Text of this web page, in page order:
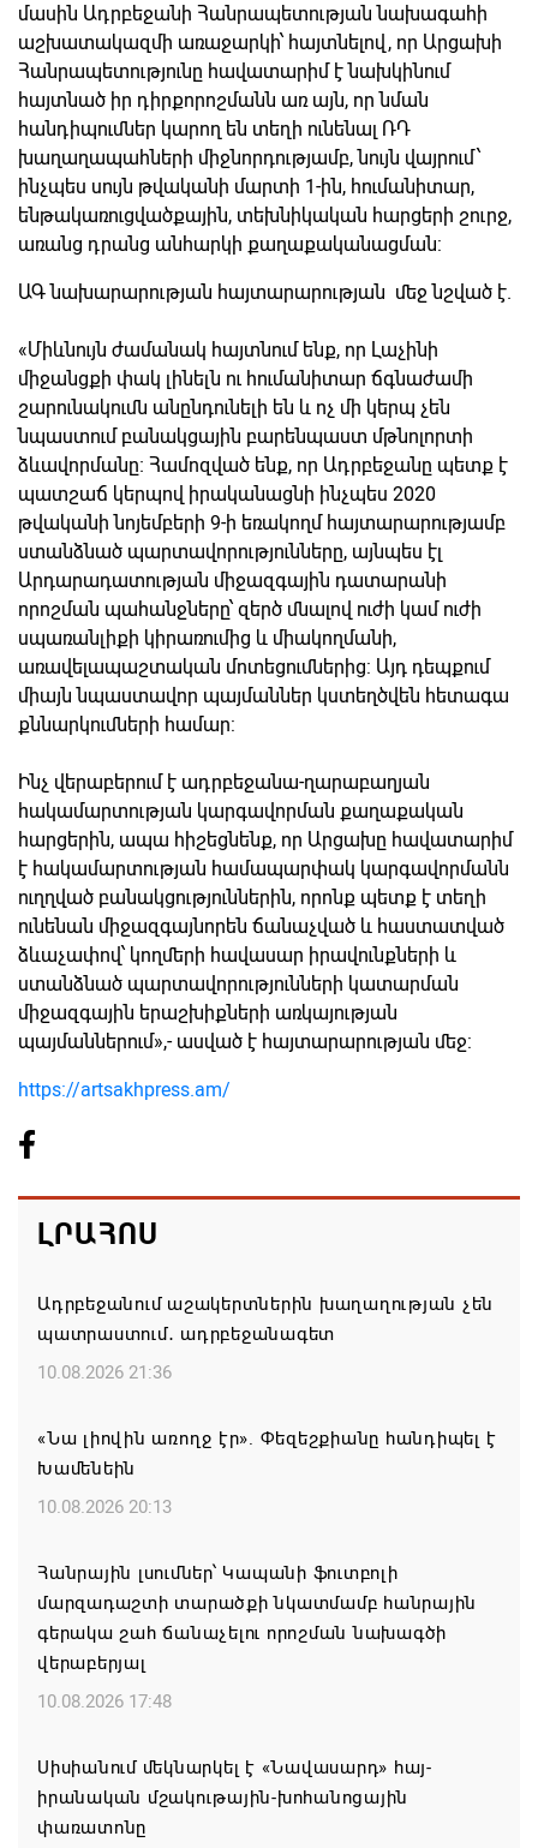
մասին Ադրբեջանի Հանրապետության նախագահի
աշխատակազմի առաջարկի՝ հայտնելով, որ Արցախի
Հանրապետությունը հավատարիմ է նախկինում
հայտնած իր դիրքորոշմանն առ այն, որ նման
հանդիպումներ կարող են տեղի ունենալ ՌԴ
խաղաղապահների միջնորդությամբ, նույն վայրում՝
ինչպես սույն թվականի մարտի 1-ին, հումանիտար,
ենթակառուցվածքային, տեխնիկական հարցերի շուրջ,
առանց դրանց անհարկի քաղաքականացման:
ԱԳ նախարարության հայտարարության մեջ նշված է.
«Միևնույն ժամանակ հայտնում ենք, որ Լաչինի
միջանցքի փակ լինելն ու հումանիտար ճգնաժամի
շարունակումն անընդունելի են և ոչ մի կերպ չեն
նպաստում բանակցային բարենպաստ մթնոլորտի
ձևավորմանը։ Համոզված ենք, որ Ադրբեջանը պետք է
պատշաճ կերպով իրականացնի ինչպես 2020
թվականի նոյեմբերի 9-ի եռակողմ հայտարարությամբ
ստանձնած պարտավորությունները, այնպես էլ
Արդարադատության միջազգային դատարանի
որոշման պահանջները՝ զերծ մնալով ուժի կամ ուժի
սպառանլիքի կիրառումից և միակողմանի,
առավելապաշտական մոտեցումներից: Այդ դեպքում
միայն նպաստավոր պայմաններ կստեղծվեն հետագա
քննարկումների համար:
Ինչ վերաբերում է ադրբեջանա-ղարաբաղյան
հակամարտության կարգավորման քաղաքական
հարցերին, ապա հիշեցնենք, որ Արցախը հավատարիմ
է հակամարտության համապարփակ կարգավորմանն
ուղղված բանակցություններին, որոնք պետք է տեղի
ունենան միջազգայնորեն ճանաչված և հաստատված
ձևաչափով՝ կողմերի հավասար իրավունքների և
ստանձնած պարտավորությունների կատարման
միջազգային երաշխիքների առկայության
պայմաններում»,- ասված է հայտարարության մեջ:
https://artsakhpress.am/
ԼՐԱՀՈՍ
Ադրբեջանում աշակերտներին խաղաղության չեն
պատրաստում․ ադրբեջանագետ
10.08.2026 21:36
«Նա լիովին առողջ էր». Փեզեշքիանը հանդիպել է
Խամենեին
10.08.2026 20:13
Հանրային լսումներ՝ Կապանի ֆուտբոլի
մարզադաշտի տարածքի նկատմամբ հանրային
գերակա շահ ճանաչելու որոշման նախագծի
վերաբերյալ
10.08.2026 17:48
Սիսիանում մեկնարկել է «Նավասարդ» հայ-
իրանական մշակութային-խոհանոցային
փառատոնը